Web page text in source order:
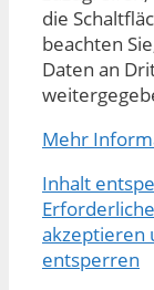
die
beachten
Daten an
Mehr
Inhalt
akzeptieren
entsperren